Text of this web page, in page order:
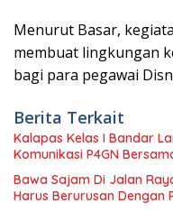
Menurut Basar,
membuat lingkungan
bagi para pegawai
Berita Terkait
Kalapas Kelas I Bandar
Komunikasi P4GN
Bawa Sajam Di Jalan
Harus Berurusan Dengan